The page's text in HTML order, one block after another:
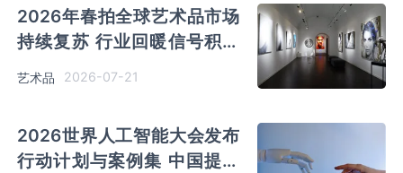
2026年春拍全球艺术品市场
持续复苏 行业回暖信号积极
艺术品 2026-07-21
2026世界人工智能大会发布
行动计划与案例集 中国提出